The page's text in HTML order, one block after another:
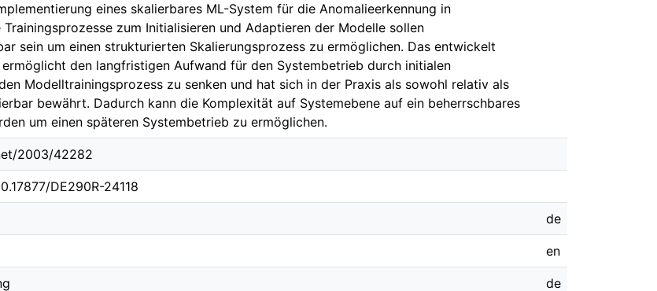
eines skalierbares ML-System für die Anomalieerkennung in
Trainingsprozesse zum Initialisieren und Adaptieren der Modelle sollen
sein um einen strukturierten Skalierungsprozess zu ermöglichen. Das entwickelt
ermöglicht den langfristigen Aufwand für den Systembetrieb durch initialen
Modelltrainingsprozess zu senken und hat sich in der Praxis als sowohl relativ als
bewährt. Dadurch kann die Komplexität auf Systemebene auf ein beherrschbares
um einen späteren Systembetrieb zu ermöglichen.
2003/42282
DE290R-24118
de
en
de